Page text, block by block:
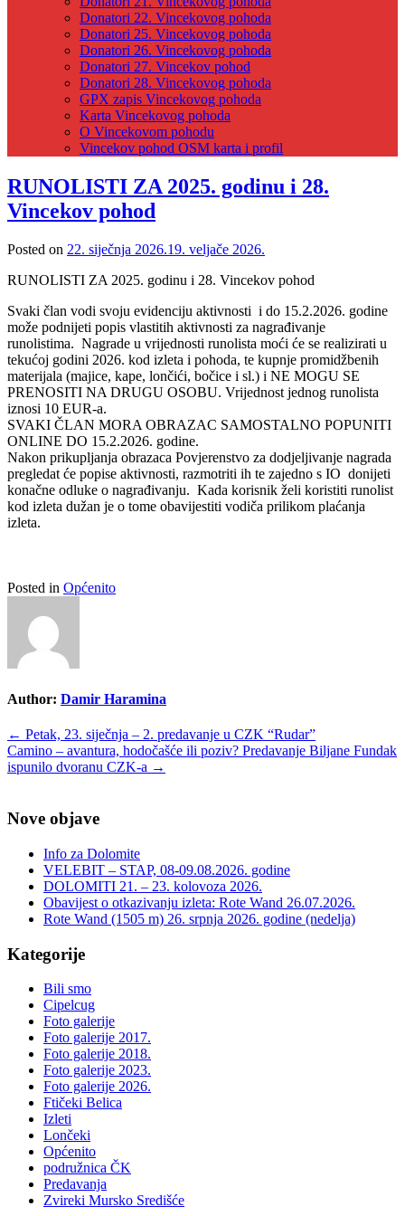
Donatori 22. Vincekovog pohoda
Donatori 25. Vincekovog pohoda
Donatori 26. Vincekovog pohoda
Donatori 27. Vincekov pohod
Donatori 28. Vincekovog pohoda
GPX zapis Vincekovog pohoda
Karta Vincekovog pohoda
O Vincekovom pohodu
Vincekov pohod OSM karta i profil
RUNOLISTI ZA 2025. godinu i 28.
Vincekov pohod
Posted on 22. siječnja 2026.19. veljače 2026.
RUNOLISTI ZA 2025. godinu i 28. Vincekov pohod
Svaki član vodi svoju evidenciju aktivnosti i do 15.2.2026. godine
može podnijeti popis vlastitih aktivnosti za nagrađivanje
runolistima. Nagrade u vrijednosti runolista moći će se realizirati u
tekućoj godini 2026. kod izleta i pohoda, te kupnje promidžbenih
materijala (majice, kape, lončići, bočice i sl.) i NE MOGU SE
PRENOSITI NA DRUGU OSOBU. Vrijednost jednog runolista
iznosi 10 EUR-a.
SVAKI ČLAN MORA OBRAZAC SAMOSTALNO POPUNITI
ONLINE DO 15.2.2026. godine.
Nakon prikupljanja obrazaca Povjerenstvo za dodjeljivanje nagrada
pregledat će popise aktivnosti, razmotriti ih te zajedno s IO donijeti
konačne odluke o nagrađivanju. Kada korisnik želi koristiti runolist
kod izleta dužan je o tome obavijestiti vodiča prilikom plaćanja
izleta.
Posted in Općenito
Author: Damir Haramina
Post
navigation
← Petak, 23. siječnja – 2. predavanje u CZK “Rudar”
Camino – avantura, hodočašće ili poziv? Predavanje Biljane Fundak
ispunilo dvoranu CZK-a →
Nove objave
Info za Dolomite
VELEBIT – STAP, 08-09.08.2026. godine
DOLOMITI 21. – 23. kolovoza 2026.
Obavijest o otkazivanju izleta: Rote Wand 26.07.2026.
Rote Wand (1505 m) 26. srpnja 2026. godine (nedelja)
Kategorije
Bili smo
Cipelcug
Foto galerije
Foto galerije 2017.
Foto galerije 2018.
Foto galerije 2023.
Foto galerije 2026.
Ftičeki Belica
Izleti
Lončeki
Općenito
podružnica ČK
Predavanja
Zvireki Mursko Središće